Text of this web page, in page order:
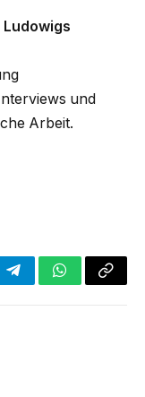
Ludowigs
und
Arbeit.
TelegramWhatsApp
Copy